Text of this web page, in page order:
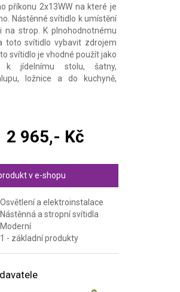
příkonu 2x13WW na které je
Nástěnné svítidlo k umístění
na strop. K plnohodnotnému
toto svítidlo vybavit zdrojem
svítidlo je vhodné použít jako
k jídelnímu stolu, šatny,
ložnice a do kuchyně,
2 965,- Kč
v e-shopu
Osvětlení a elektroinstalace
Nástěnná a stropní svítidla
Moderní
1 - základní produkty